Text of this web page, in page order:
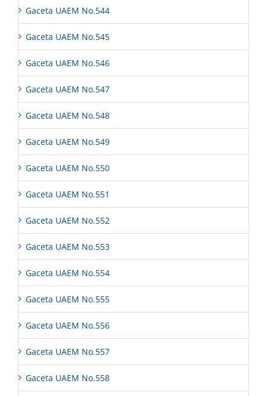
Gaceta UAEM No.544
Gaceta UAEM No.545
Gaceta UAEM No.546
Gaceta UAEM No.547
Gaceta UAEM No.548
Gaceta UAEM No.549
Gaceta UAEM No.550
Gaceta UAEM No.551
Gaceta UAEM No.552
Gaceta UAEM No.553
Gaceta UAEM No.554
Gaceta UAEM No.555
Gaceta UAEM No.556
Gaceta UAEM No.557
Gaceta UAEM No.558